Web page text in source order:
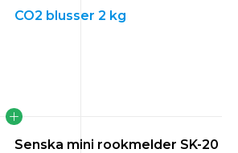
CO2 blusser 2 kg
Senska mini rookmelder SK-20